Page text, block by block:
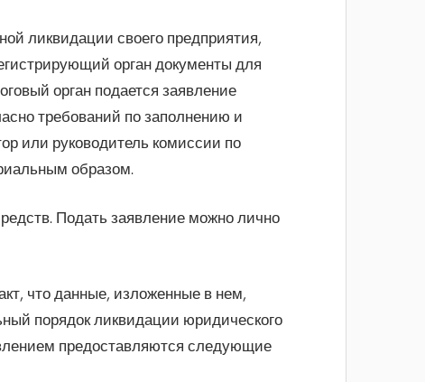
ликвидации своего предприятия,
орган документы для
орган подается заявление
требований по заполнению и
или руководитель комиссии по
образом.
Подать заявление можно лично
что данные, изложенные в нем,
порядок ликвидации юридического
предоставляются следующие